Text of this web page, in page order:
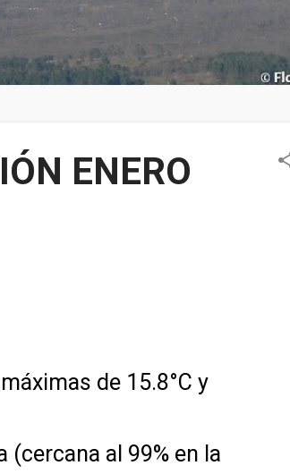
ENERO
de 15.8°C y
(cercana al 99% en la